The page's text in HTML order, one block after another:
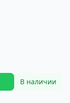
В наличии